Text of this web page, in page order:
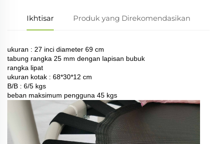
Ikhtisar Produk yang Direkomendasikan
ukuran : 27 inci diameter 69 cm
tabung rangka 25 mm dengan lapisan bubuk
rangka lipat
ukuran kotak : 68*30*12 cm
B/B : 6/5 kgs
beban maksimum pengguna 45 kgs